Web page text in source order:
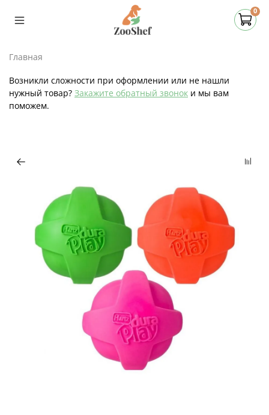
0
Главная
Возникли сложности при оформлении или не нашли
нужный товар? Закажите обратный звонок и мы вам
поможем.